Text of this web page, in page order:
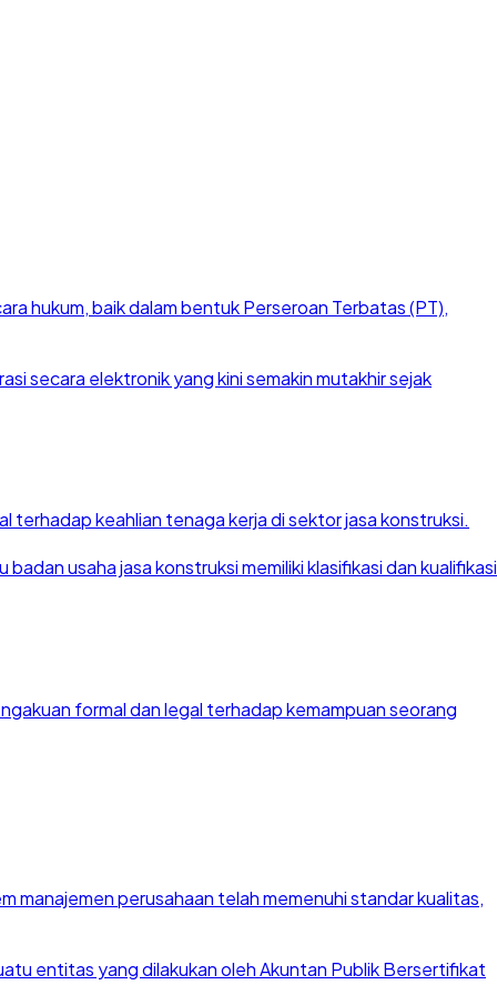
hukum, baik dalam bentuk Perseroan Terbatas (PT),
secara elektronik yang kini semakin mutakhir sejak
keahlian tenaga kerja di sektor jasa konstruksi.
usaha jasa konstruksi memiliki klasifikasi dan kualifikasi
formal dan legal terhadap kemampuan seorang
perusahaan telah memenuhi standar kualitas,
entitas yang dilakukan oleh Akuntan Publik Bersertifikat